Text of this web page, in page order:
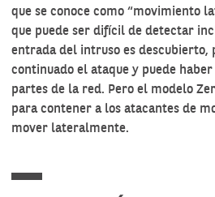
que se conoce como “movimiento
que puede ser difícil de detectar
entrada del intruso es descubierto,
continuado el ataque y puede
partes de la red. Pero el modelo
para contener a los atacantes de
mover lateralmente.